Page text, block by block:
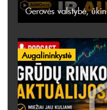
Gerovės valstybė,
Augalininkystė